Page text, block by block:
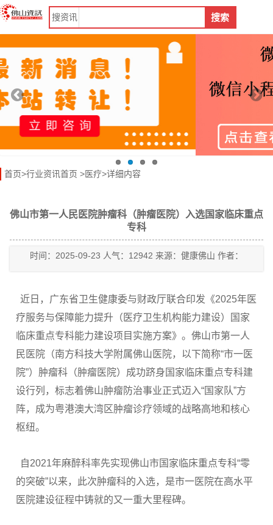
搜资讯 搜索
首页>行业资讯首页 >医疗>详细内容
佛山市第一人民医院肿瘤科（肿瘤医院）入选国家临床重点
专科
时间：2025-09-23 人气：12942 来源：健康佛山 作者：
近日，广东省卫生健康委与财政厅联合印发《2025年医
疗服务与保障能力提升（医疗卫生机构能力建设）国家
临床重点专科能力建设项目实施方案》。佛山市第一人
民医院（南方科技大学附属佛山医院，以下简称“市一医
院”）肿瘤科（肿瘤医院）成功跻身国家临床重点专科建
设行列，标志着佛山肿瘤防治事业正式迈入“国家队”方
阵，成为粤港澳大湾区肿瘤诊疗领域的战略高地和核心
枢纽。
自2021年麻醉科率先实现佛山市国家临床重点专科“零
的突破”以来，此次肿瘤科的入选，是市一医院在高水平
医院建设征程中铸就的又一重大里程碑。